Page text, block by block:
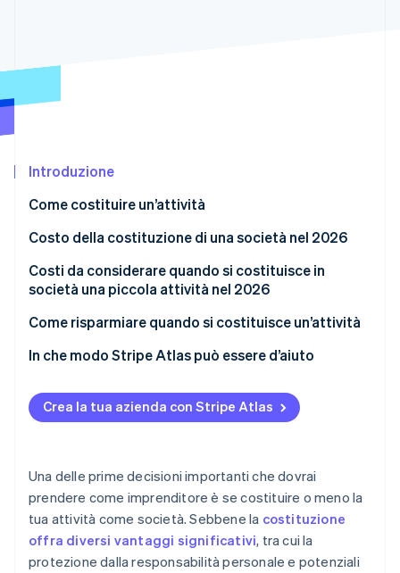
Costituzione di start-up
Identity
Stripe Sessions 2026
Guarda ora
Introduzione
Come costituire un’attività
Costo della costituzione di una società nel 2026
Costi da considerare quando si costituisce in
società una piccola attività nel 2026
Come risparmiare quando si costituisce un’attività
In che modo Stripe Atlas può essere d’aiuto
Come presentare una richiesta di costituzione su
Atlas
Acquistare azioni in qualità di fondatori senza
utilizzo di contanti
Presentare automaticamente la richiesta per
l’opzione 83(b)
Crea la tua azienda con Stripe Atlas
Una delle prime decisioni importanti che dovrai
prendere come imprenditore è se costituire o meno la
tua attività come società. Sebbene la costituzione
offra diversi vantaggi significativi, tra cui la
protezione dalla responsabilità personale e potenziali